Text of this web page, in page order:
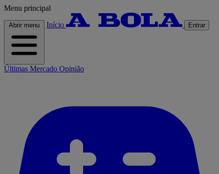
Menu principal
Abrir menu Início Entrar
Últimas Mercado Opinião